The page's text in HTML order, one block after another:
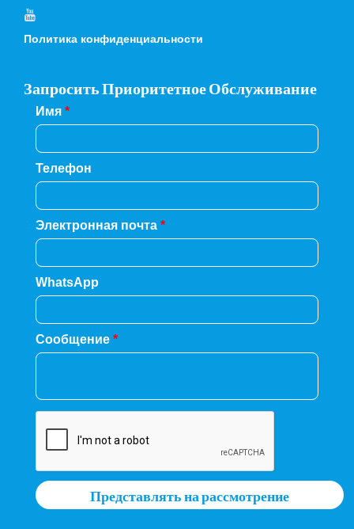
Политика конфиденциальности
Запросить Приоритетное Обслуживание
Имя *
Телефон
Электронная почта *
WhatsApp
Сообщение *
Представлять на рассмотрение